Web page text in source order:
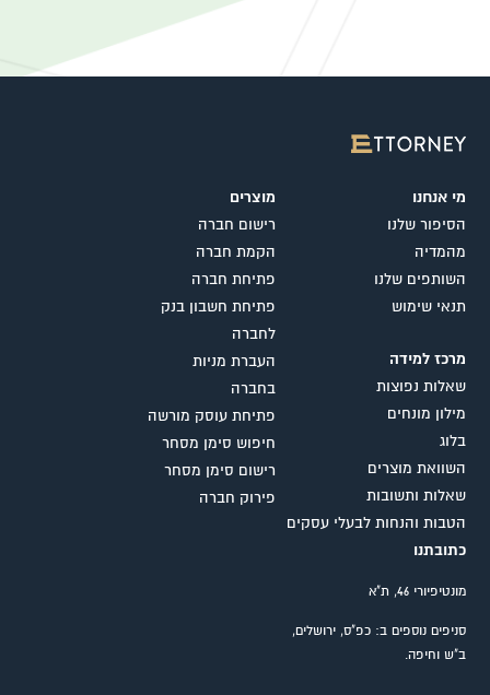
מי אנחנו
הסיפור שלנו
מהמדיה
השותפים שלנו
תנאי שימוש
מרכז למידה
שאלות נפוצות
מילון מונחים
בלוג
השוואת מוצרים
שאלות ותשובות
הטבות והנחות לבעלי עסקים
כתובתנו
מונטיפיורי 46, ת"א
סניפים נוספים ב: כפ"ס, ירושלים,
ב"ש וחיפה.
מוצרים
רישום חברה
הקמת חברה
פתיחת חברה
פתיחת חשבון בנק
לחברה
העברת מניות
בחברה
פתיחת עוסק מורשה
חיפוש סימן מסחר
רישום סימן מסחר
פירוק חברה